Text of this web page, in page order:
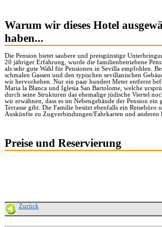
Warum wir dieses Hotel
haben...
Die Pension bietet saubere und preisgünstige
20 jähriger Erfahrung, wurde die familienbetriebene
als sehr gute Wahl für Pensionen in Sevilla empfohlen.
schmalen Gassen und den typischen sevillanischen
wir hervorheben. Nur ein paar hundert Meter entfernt
Maria la Blanca und Iglesia San Bartolome, welche
durch seine Strukturen das ehemalige jüdische Viertel
wir erwähnen, dass es im Nebengebäude der Pension
Terrasse gibt. Die Familie besitzt ebenfalls ein Reisebüro
Auskünfte zu Zugverbindungen/Fahrkarten und anderen
Preise und Reservierung
Zurück